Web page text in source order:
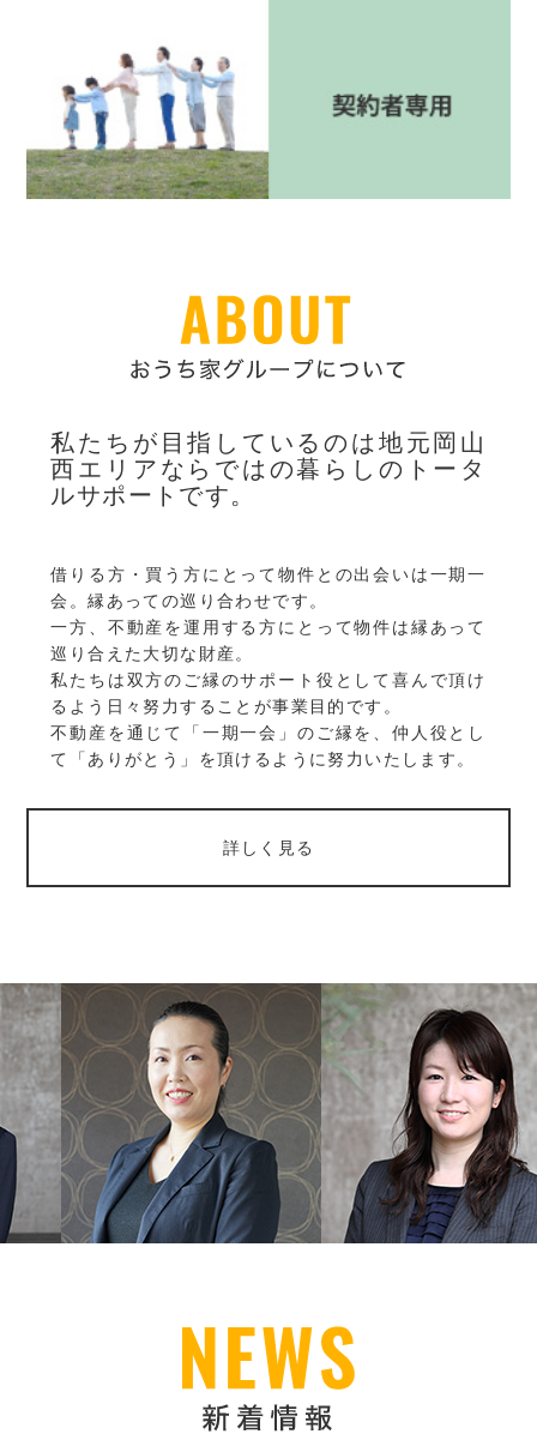
私たちが目指しているのは地元岡山
西エリアならではの暮らしのトータ
ルサポートです。
借りる方・買う方にとって物件との出会いは一期一
会。縁あっての巡り合わせです。
一方、不動産を運用する方にとって物件は縁あって
巡り合えた大切な財産。
私たちは双方のご縁のサポート役として喜んで頂け
るよう日々努力することが事業目的です。
不動産を通じて「一期一会」のご縁を、仲人役とし
て「ありがとう」を頂けるように努力いたします。
詳しく見る